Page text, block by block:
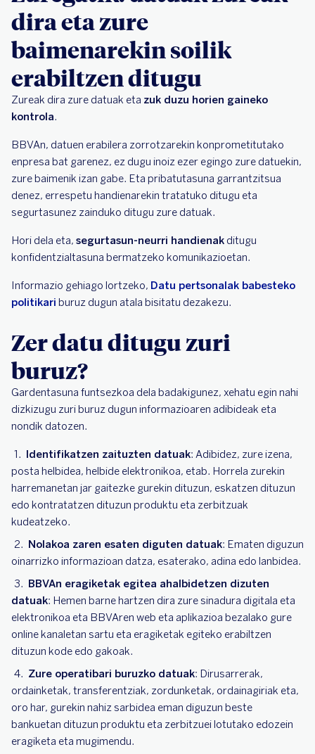
dira eta zure
baimenarekin soilik
erabiltzen ditugu
Zureak dira zure datuak eta zuk duzu horien gaineko
kontrola.
BBVAn, datuen erabilera zorrotzarekin konprometitutako
enpresa bat garenez, ez dugu inoiz ezer egingo zure datuekin,
zure baimenik izan gabe. Eta pribatutasuna garrantzitsua
denez, errespetu handienarekin tratatuko ditugu eta
segurtasunez zainduko ditugu zure datuak.
Hori dela eta, segurtasun-neurri handienak ditugu
konfidentzialtasuna bermatzeko komunikazioetan.
Informazio gehiago lortzeko, Datu pertsonalak babesteko
politikari buruz dugun atala bisitatu dezakezu.
Zer datu ditugu zuri
buruz?
Gardentasuna funtsezkoa dela badakigunez, xehatu egin nahi
dizkizugu zuri buruz dugun informazioaren adibideak eta
nondik datozen.
Identifikatzen zaituzten datuak: Adibidez, zure izena,
posta helbidea, helbide elektronikoa, etab. Horrela zurekin
harremanetan jar gaitezke gurekin dituzun, eskatzen dituzun
edo kontratatzen dituzun produktu eta zerbitzuak
kudeatzeko.
Nolakoa zaren esaten diguten datuak: Ematen diguzun
oinarrizko informazioan datza, esaterako, adina edo lanbidea.
BBVAn eragiketak egitea ahalbidetzen dizuten
datuak: Hemen barne hartzen dira zure sinadura digitala eta
elektronikoa eta BBVAren web eta aplikazioa bezalako gure
online kanaletan sartu eta eragiketak egiteko erabiltzen
dituzun kode edo gakoak.
Zure operatibari buruzko datuak: Dirusarrerak,
ordainketak, transferentziak, zordunketak, ordainagiriak eta,
oro har, gurekin nahiz sarbidea eman diguzun beste
bankuetan dituzun produktu eta zerbitzuei lotutako edozein
eragiketa eta mugimendu.